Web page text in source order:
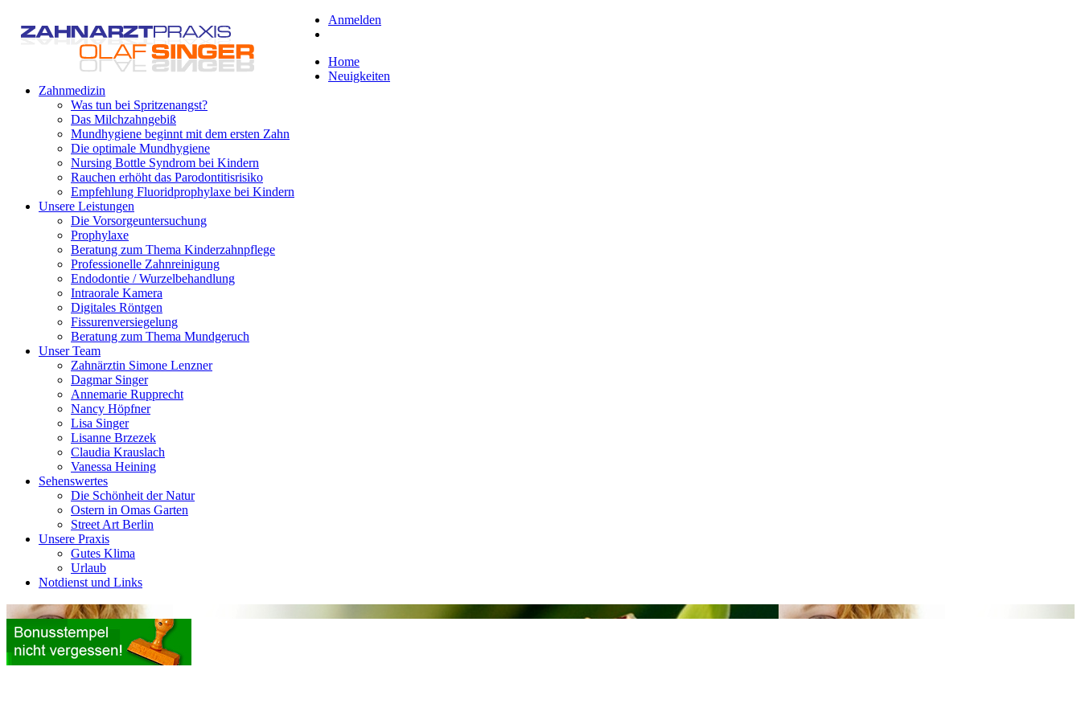
Anmelden
Home
Neuigkeiten
Zahnmedizin
Was tun bei Spritzenangst?
Das Milchzahngebiß
Mundhygiene beginnt mit dem ersten Zahn
Die optimale Mundhygiene
Nursing Bottle Syndrom bei Kindern
Rauchen erhöht das Parodontitisrisiko
Empfehlung Fluoridprophylaxe bei Kindern
Unsere Leistungen
Die Vorsorgeuntersuchung
Prophylaxe
Beratung zum Thema Kinderzahnpflege
Professionelle Zahnreinigung
Endodontie / Wurzelbehandlung
Intraorale Kamera
Digitales Röntgen
Fissurenversiegelung
Beratung zum Thema Mundgeruch
Unser Team
Zahnärztin Simone Lenzner
Dagmar Singer
Annemarie Rupprecht
Nancy Höpfner
Lisa Singer
Lisanne Brzezek
Claudia Krauslach
Vanessa Heining
Sehenswertes
Die Schönheit der Natur
Ostern in Omas Garten
Street Art Berlin
Unsere Praxis
Gutes Klima
Urlaub
Notdienst und Links